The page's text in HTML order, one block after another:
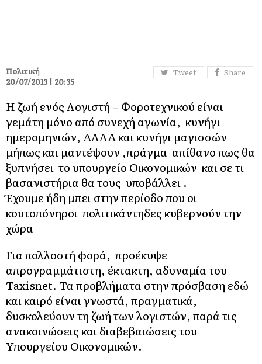
Tweet Share
Πολιτική
20/07/2013 | 20:35
Η ζωή ενός Λογιστή – Φοροτεχνικού είναι
γεμάτη μόνο από συνεχή αγωνία, κυνήγι
ημερομηνιών, ΑΛΛΑ και κυνήγι μαγισσών
μήπως και μαντέψουν ,πράγμα απίθανο πως θα
ξυπνήσει το υπουργείο Οικονομικών και σε τι
βασανιστήρια θα τους υποβάλλει .
Έχουμε ήδη μπει στην περίοδο που οι
κουτοπόνηροι πολιτικάντηδες κυβερνούν την
χώρα
Για πολλοστή φορά, προέκυψε
απρογραμμάτιστη, έκτακτη, αδυναμία του
Taxisnet. Τα προβλήματα στην πρόσβαση εδώ
και καιρό είναι γνωστά, πραγματικά,
δυσκολεύουν τη ζωή των λογιστών, παρά τις
ανακοινώσεις και διαβεβαιώσεις του
Υπουργείου Οικονομικών.